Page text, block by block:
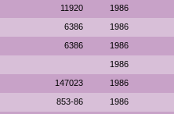
11920 1986
6386 1986
6386 1986
1986
147023 1986
853-86 1986